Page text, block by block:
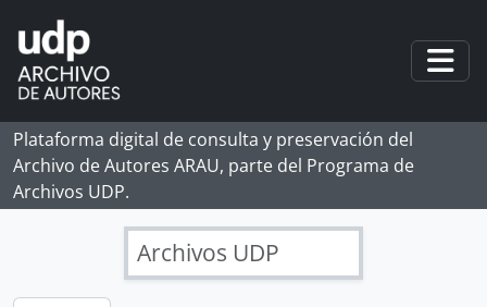
Skip to main content
Plataforma digital de consulta y preservación del
Archivo de Autores ARAU, parte del Programa de
Archivos UDP.
Archivos UDP